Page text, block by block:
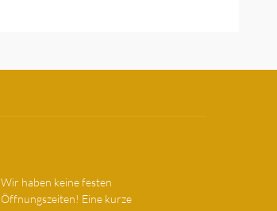
Wir haben keine festen
Öffnungszeiten! Eine kurze